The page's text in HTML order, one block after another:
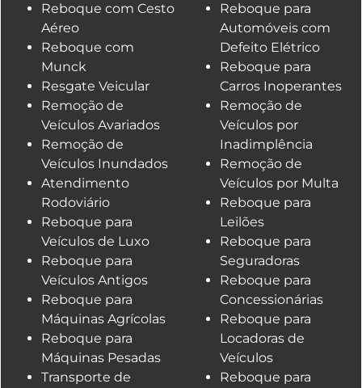
Reboque com Cesto
Aéreo
Reboque com
Munck
Resgate Veicular
Remoção de
Veículos Avariados
Remoção de
Veículos Inundados
Atendimento
Rodoviário
Reboque para
Veículos de Luxo
Reboque para
Veículos Antigos
Reboque para
Máquinas Agrícolas
Reboque para
Máquinas Pesadas
Transporte de
Reboque para
Automóveis com
Defeito Elétrico
Reboque para
Carros Inoperantes
Remoção de
Veículos por
Inadimplência
Remoção de
Veículos por Multa
Reboque para
Leilões
Reboque para
Seguradoras
Reboque para
Concessionárias
Reboque para
Locadoras de
Veículos
Reboque para